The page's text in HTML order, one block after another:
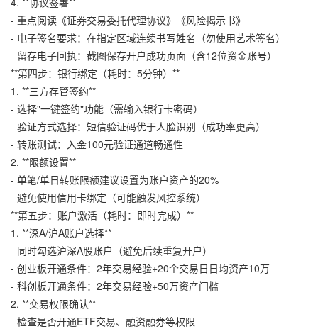
- 重点阅读《证券交易委托代理协议》《风险揭示书》
- 电子签名要求：在指定区域连续书写姓名（勿使用艺术签名）
- 留存电子回执：截图保存开户成功页面（含12位资金账号）
**第四步：银行绑定（耗时：5分钟）**
1. **三方存管签约**
- 选择"一键签约"功能（需输入银行卡密码）
- 验证方式选择：短信验证码优于人脸识别（成功率更高）
- 转账测试：入金100元验证通道畅通性
2. **限额设置**
- 单笔/单日转账限额建议设置为账户资产的20%
- 避免使用信用卡绑定（可能触发风控系统）
**第五步：账户激活（耗时：即时完成）**
1. **深A/沪A账户选择**
- 同时勾选沪深A股账户（避免后续重复开户）
- 创业板开通条件：2年交易经验+20个交易日日均资产10万
- 科创板开通条件：2年交易经验+50万资产门槛
2. **交易权限确认**
- 检查是否开通ETF交易、融资融券等权限